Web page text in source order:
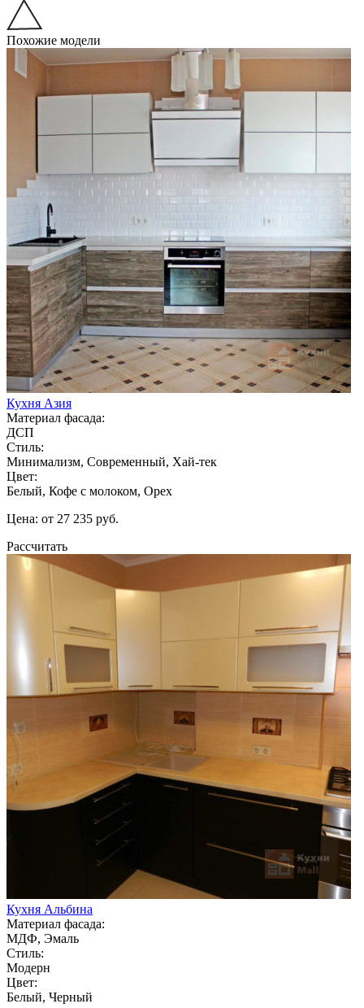
Похожие модели
Кухня Азия
Материал фасада:
ДСП
Стиль:
Минимализм, Современный, Хай-тек
Цвет:
Белый, Кофе с молоком, Орех
Цена: от 27 235 руб.
Рассчитать
Кухня Альбина
Материал фасада:
МДФ, Эмаль
Стиль:
Модерн
Цвет:
Белый, Черный